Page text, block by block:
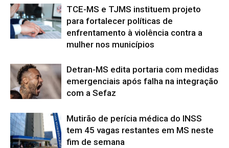
TCE-MS e TJMS instituem projeto
para fortalecer políticas de
enfrentamento à violência contra a
mulher nos municípios
Detran-MS edita portaria com medidas
emergenciais após falha na integração
com a Sefaz
Mutirão de perícia médica do INSS
tem 45 vagas restantes em MS neste
fim de semana